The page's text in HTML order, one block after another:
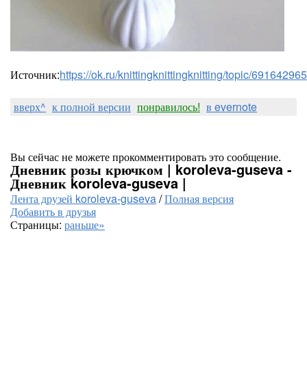
Источник:https://ok.ru/knittingknittingknitting/topic/
вверх^ к полной версии понравилось! в evernote
Вы сейчас не можете прокомментировать это сообщение.
Дневник розы крючком | koroleva-guseva -
Дневник koroleva-guseva |
Лента друзей koroleva-guseva/Полная версия
Добавить в друзья
Страницы: раньше»